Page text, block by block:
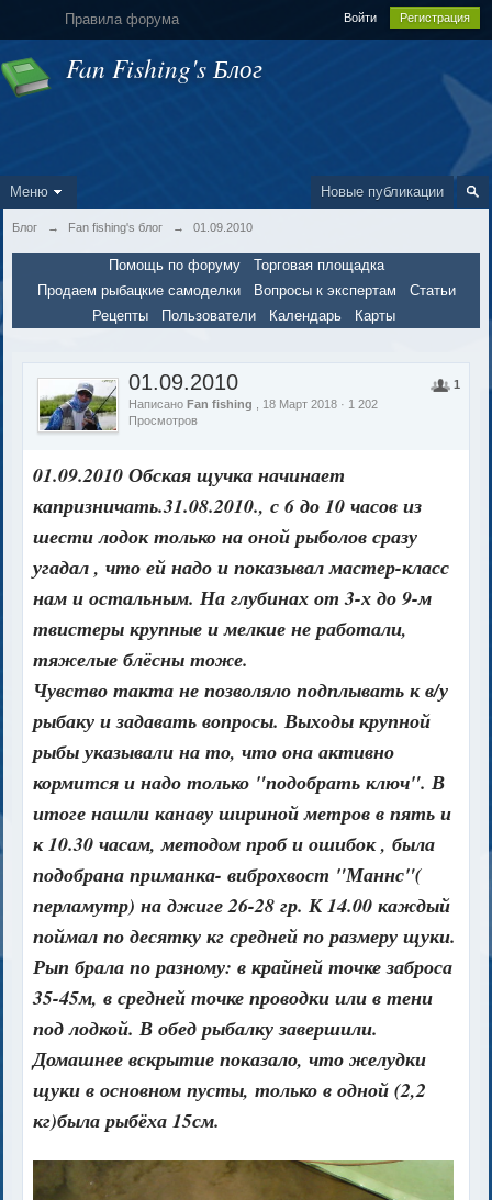
Правила форума Войти Регистрация
Fan Fishing's Блог
Новые публикации
Меню
Блог → Fan fishing's блог → 01.09.2010
Помощь по форуму
Торговая площадка
Продаем рыбацкие самоделки
Вопросы к экспертам
Статьи
Рецепты
Пользователи Календарь Карты
1
01.09.2010
НаписаноFan fishing
, 18 Март 2018 · 1 202
Просмотров
01.09.2010 Обская щучка начинает
капризничать.31.08.2010., с 6 до 10 часов из
шести лодок только на оной рыболов сразу
угадал , что ей надо и показывал мастер-класс
нам и остальным. На глубинах от 3-х до 9-м
твистеры крупные и мелкие не работали,
тяжелые блёсны тоже.
Чувство такта не позволяло подплывать к в/у
рыбаку и задавать вопросы. Выходы крупной
рыбы указывали на то, что она активно
кормится и надо только "подобрать ключ". В
итоге нашли канаву шириной метров в пять и
к 10.30 часам, методом проб и ошибок , была
подобрана приманка- виброхвост "Маннс"(
перламутр) на джиге 26-28 гр. К 14.00 каждый
поймал по десятку кг средней по размеру щуки.
Рып брала по разному: в крайней точке заброса
35-45м, в средней точке проводки или в тени
под лодкой. В обед рыбалку завершили.
Домашнее вскрытие показало, что желудки
щуки в основном пусты, только в одной (2,2
кг)была рыбёха 15см.